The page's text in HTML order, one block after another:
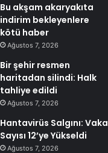
Bu akşam akaryakıta
indirim bekleyenlere
kötü haber
Ağustos 7, 2026
Bir şehir resmen
haritadan silindi: Halk
tahliye edildi
Ağustos 7, 2026
Hantavirüs Salgını: Vaka
Sayısı 12’ye Yükseldi
Ağustos 7, 2026